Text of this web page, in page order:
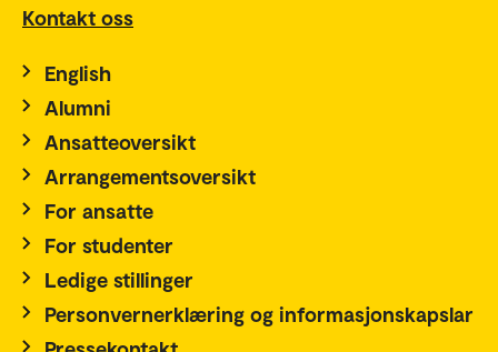
Kontakt oss
English
Alumni
Ansatteoversikt
Arrangementsoversikt
For ansatte
For studenter
Ledige stillinger
Personvernerklæring og informasjonskapslar